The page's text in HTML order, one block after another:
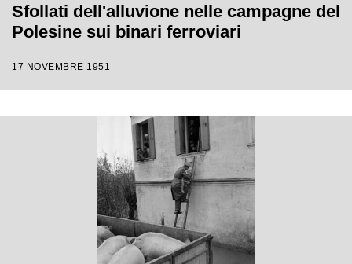
Sfollati dell'alluvione nelle campagne del
Polesine sui binari ferroviari
17 NOVEMBRE 1951